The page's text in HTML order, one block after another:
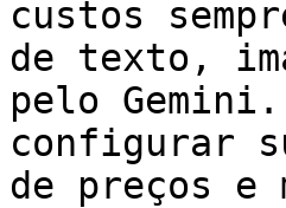
custos
de texto,
pelo
configurar
de preços e